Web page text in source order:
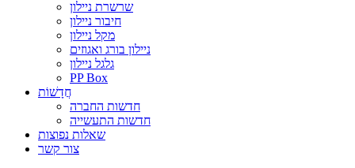
שרשרת ניילון
חיבור ניילון
מקל ניילון
ניילון בורג ואגוזים
גלגל ניילון
PP Box
חֲדָשׁוֹת
חדשות החברה
חדשות התעשייה
שאלות נפוצות
צור קשר